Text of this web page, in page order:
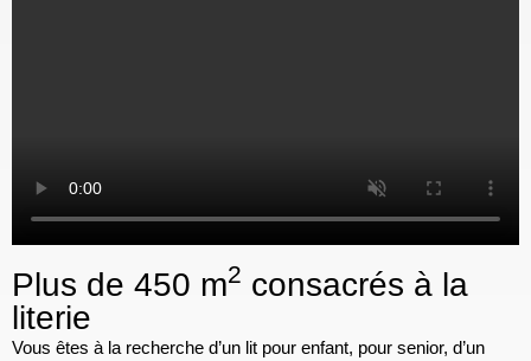
Plus de 450 m2 consacrés à la
literie
Vous êtes à la recherche d’un lit pour enfant, pour senior, d’un